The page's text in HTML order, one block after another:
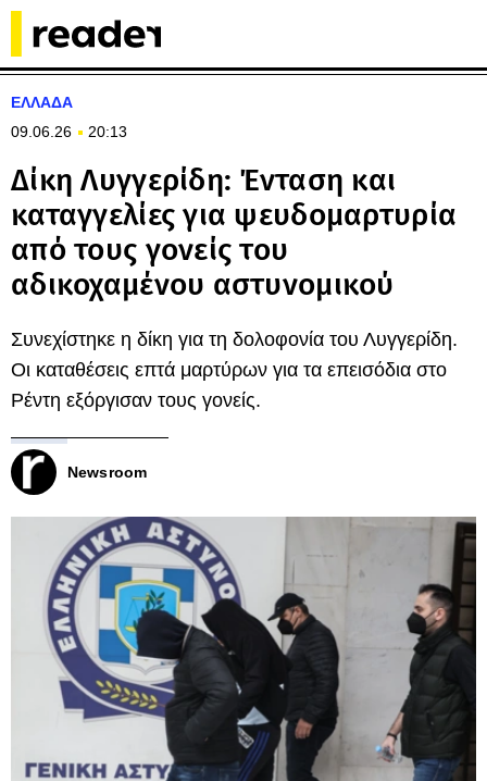
ΕΛΛΑΔΑ
09.06.26
20:13
Δίκη Λυγγερίδη: Ένταση και
καταγγελίες για ψευδομαρτυρία
από τους γονείς του
αδικοχαμένου αστυνομικού
Συνεχίστηκε η δίκη για τη δολοφονία του Λυγγερίδη.
Οι καταθέσεις επτά μαρτύρων για τα επεισόδια στο
Ρέντη εξόργισαν τους γονείς.
Newsroom